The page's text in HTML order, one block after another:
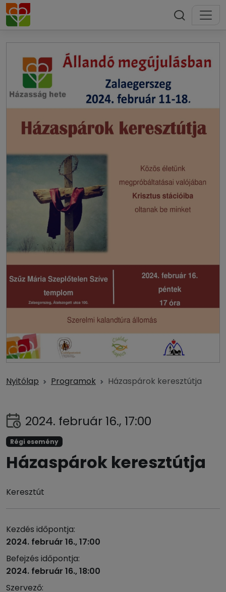
Nyitólap Programok Házaspárok keresztútja
2024. február 16., 17:00
Régi esemény
Házaspárok keresztútja
Keresztút
Kezdés időpontja:
2024. február 16., 17:00
Befejzés időpontja:
2024. február 16., 18:00
Szervező: